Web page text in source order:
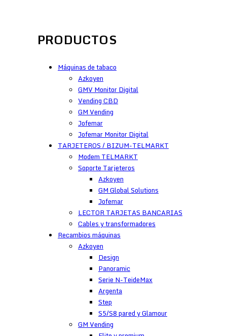
PRODUCTOS
Máquinas de tabaco
Azkoyen
GMV Monitor Digital
Vending CBD
GM Vending
Jofemar
Jofemar Monitor Digital
TARJETEROS / BIZUM-TELMARKT
Modem TELMARKT
Soporte Tarjeteros
Azkoyen
GM Global Solutions
Jofemar
LECTOR TARJETAS BANCARIAS
Cables y transformadores
Recambios máquinas
Azkoyen
Design
Panoramic
Serie N-TeideMax
Argenta
Step
S5/S8 pared y Glamour
GM Vending